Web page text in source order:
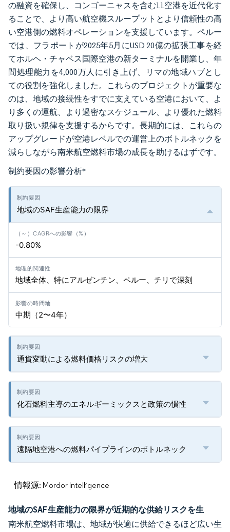
の融資を確保し、コンゴーニャスを含む11空港を近代化す
ることで、より高い航空機スループットとより信頼性の高
い空港側の燃料オペレーションを支援しています。ペルー
では、フラポートが2025年5月にUSD 20億の拡張工事を経
てホルヘ・チャベス国際空港の新ターミナルを開業し、年
間処理能力を4,000万人に引き上げ、リマの地域ハブとし
ての役割を強化しました。これらのプロジェクトが重要な
のは、地域の接続性をすでに支えている空港において、よ
り多くの運航、より過密なスケジュール、より優れた燃料
取り扱い規律を支援するからです。長期的には、これらの
アップグレードが空港レベルでの運営上のボトルネックを
減らしながら南米航空燃料市場の成長を助けるはずです。
制約要因の影響分析*
地域のSAF生産能力の限界
-0.80%
地域全体、特にアルゼンチン、ペルー、チリで深刻
中期（2〜4年）
通貨変動による燃料価格リスクの増大
化石燃料主導のエネルギーミックスと政策の慣性
遠隔地空港への燃料パイプラインのボトルネック
情報源: Mordor Intelligence
地域のSAF生産能力の限界が近期的な供給リスクを生
南米航空燃料市場は、地域が快適に供給できるほど広い生